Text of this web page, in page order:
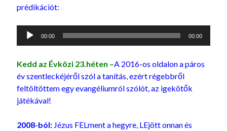
prédikációt:
Audió
00:00 00:00
Kedd az Évközi 23.héten –A 2016-os oldalon a páros
év szentleckéjéről szól a tanítás, ezért régebbről
feltöltöttem egy evangéliumról szólót, az igekötők
játékával!
2008-ból: Jézus FELment a hegyre, LEjött onnan és